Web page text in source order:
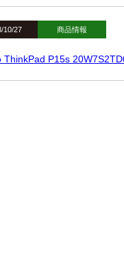
10/27 商品情報
ThinkPad P15s